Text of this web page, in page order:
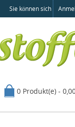
Sie können sich
0 Produkt(e) -